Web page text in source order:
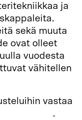
ja
sekä muuta
ovat olleet
vuodesta
vähitellen
vastaa
.